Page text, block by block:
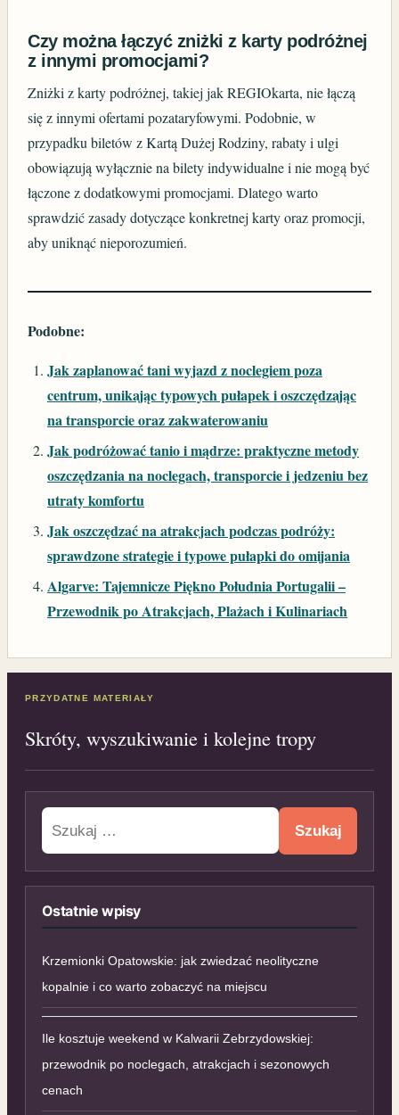
Czy można łączyć zniżki z karty podróżnej
z innymi promocjami?
Zniżki z karty podróżnej, takiej jak REGIOkarta, nie łączą
się z innymi ofertami pozataryfowymi. Podobnie, w
przypadku biletów z Kartą Dużej Rodziny, rabaty i ulgi
obowiązują wyłącznie na bilety indywidualne i nie mogą być
łączone z dodatkowymi promocjami. Dlatego warto
sprawdzić zasady dotyczące konkretnej karty oraz promocji,
aby uniknąć nieporozumień.
Podobne:
Jak zaplanować tani wyjazd z noclegiem poza
centrum, unikając typowych pułapek i oszczędzając
na transporcie oraz zakwaterowaniu
Jak podróżować tanio i mądrze: praktyczne metody
oszczędzania na noclegach, transporcie i jedzeniu bez
utraty komfortu
Jak oszczędzać na atrakcjach podczas podróży:
sprawdzone strategie i typowe pułapki do omijania
Algarve: Tajemnicze Piękno Południa Portugalii –
Przewodnik po Atrakcjach, Plażach i Kulinariach
PRZYDATNE MATERIAŁY
Skróty, wyszukiwanie i kolejne tropy
Ostatnie wpisy
Krzemionki Opatowskie: jak zwiedzać neolityczne
kopalnie i co warto zobaczyć na miejscu
Ile kosztuje weekend w Kalwarii Zebrzydowskiej:
przewodnik po noclegach, atrakcjach i sezonowych
cenach